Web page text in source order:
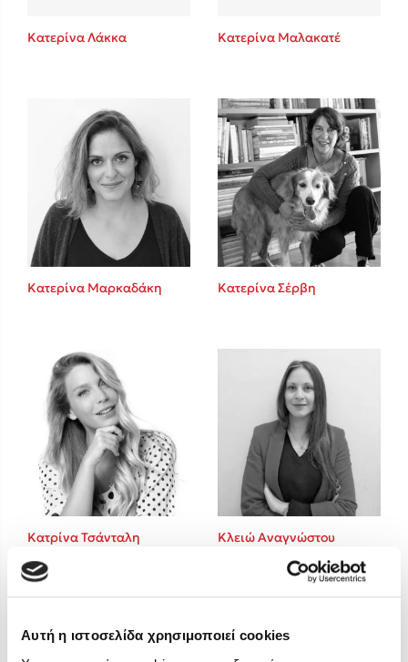
Αυτή η ιστοσελίδα χρησιμοποιεί cookies
Δημοφιλείς Συγγραφείς
Φυστίκι ΠουΚυλάει
Παύλος Καστανάς
El Sombrero
Στέφανος Ξενάκης
Sebastian Fitzek
Lucinda Riley
Mimi Matthews
Benzamin Bécue
Rebecca Yarros
Teo Benedetti
Τζένη Κουτσοδημητροπούλου
Ali Hazelwood
Cori Doerrfeld
Pierdomenico Baccalario
Δανάη Ιμπραχήμ
Κατερίνα Λάκκα Κατερίνα Μαλακατέ
Κατερίνα Μαρκαδάκη Κατερίνα Σέρβη
Κατρίνα Τσάνταλη Κλειώ Αναγνώστου